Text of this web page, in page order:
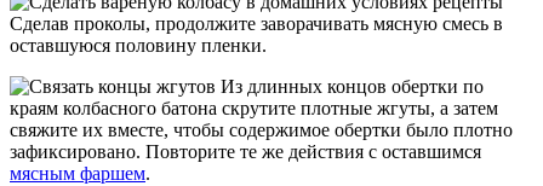
Сделав проколы, продолжите заворачивать мясную смесь в
оставшуюся половину пленки.
Из длинных концов обертки по
краям колбасного батона скрутите плотные жгуты, а затем
свяжите их вместе, чтобы содержимое обертки было плотно
зафиксировано. Повторите те же действия с оставшимся
мясным фаршем.